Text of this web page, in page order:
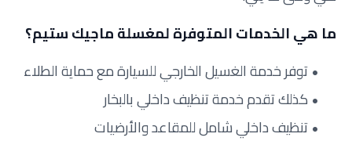
ما هي الخدمات المتوفرة لمغسلة ماجيك ستيم؟
توفر خدمة الغسيل الخارجي للسيارة مع حماية الطلاء
كذلك تقدم خدمة تنظيف داخلي بالبخار
تنظيف داخلي شامل للمقاعد والأرضيات